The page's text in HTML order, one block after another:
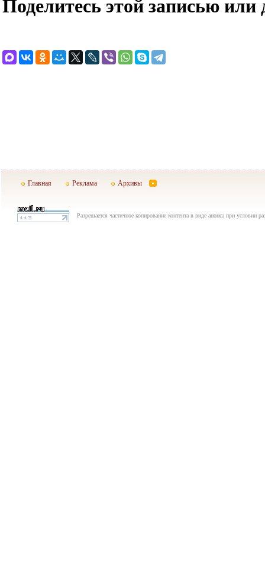
Поделитесь этой записью или
Главная Реклама Архивы
Разрешается частичное копирование контента в виде анонса при условии